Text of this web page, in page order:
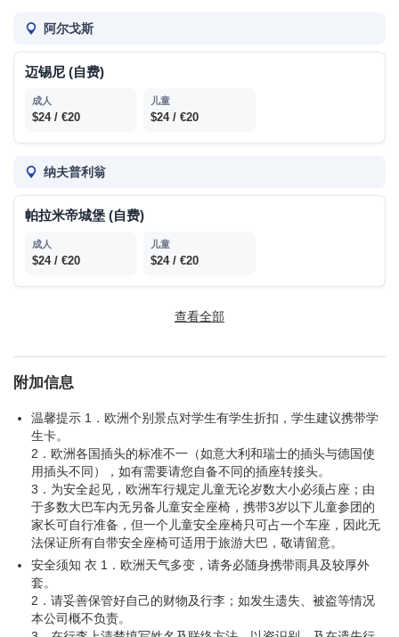
阿尔戈斯
迈锡尼 (自费)
$24 / €20 $24 / €20
纳夫普利翁
帕拉米帝城堡 (自费)
$24 / €20 $24 / €20
沉船湾+蓝洞乘船往返费 (自费)
价格时常波动；不再另行通知。
门票付现金，由导游统一购买。
希腊旅游税（必付）：每人15欧
希腊当地特色餐： 每餐30欧元 - 35欧元之间
中式午/晚餐费（六菜一汤）：每餐 15-20欧元每人
旅游保险和签证费用
行程中未列出的额外景点费用
查看全部
附加信息
温馨提示 1．欧洲个别景点对学生有学生折扣，学生建议携带学
生卡。
2．欧洲各国插头的标准不一（如意大利和瑞士的插头与德国使
用插头不同），如有需要请您自备不同的插座转接头。
3．为安全起见，欧洲车行规定儿童无论岁数大小必须占座；由
于多数大巴车内无另备儿童安全座椅，携带3岁以下儿童参团的
家长可自行准备，但一个儿童安全座椅只可占一个车座，因此无
法保证所有自带安全座椅可适用于旅游大巴，敬请留意。
安全须知 衣 1．欧洲天气多变，请务必随身携带雨具及较厚外
套。
2．请妥善保管好自己的财物及行李；如发生遗失、被盗等情况
本公司概不负责。